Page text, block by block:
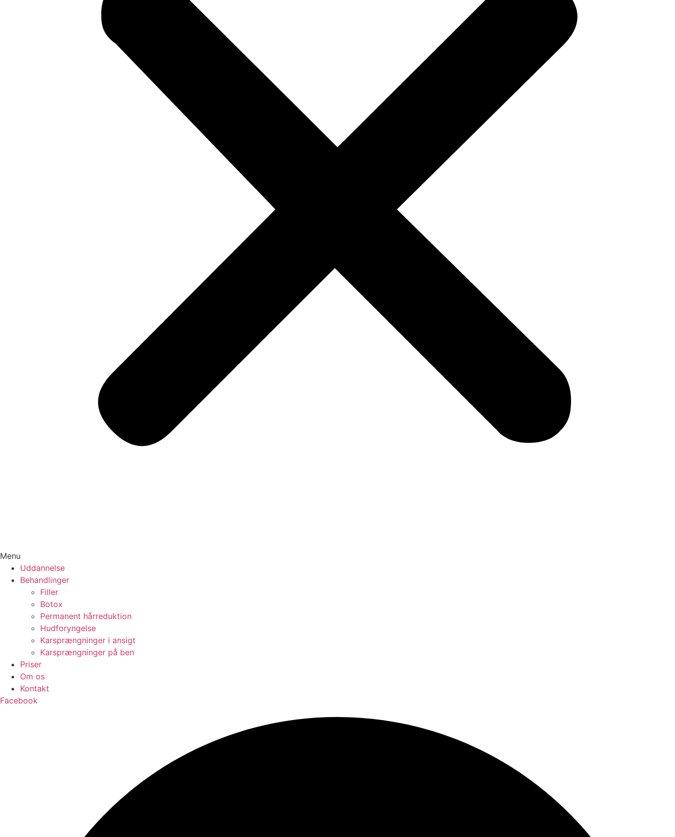
Menu
Uddannelse
Behandlinger
Filler
Botox
Permanent hårreduktion
Hudforyngelse
Karsprængninger i ansigt
Karsprængninger på ben
Priser
Om os
Kontakt
Facebook